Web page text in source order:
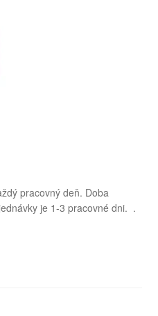
pracovný deň. Doba
je 1-3 pracovné dni. .